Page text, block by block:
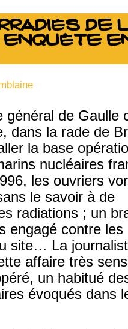
de
enquête
général de Gaulle
dans la rade de
la base
nucléaires
les ouvriers
le savoir à de
radiations ; un
engagé contre les
site… La
affaire très
un habitué
évoqués dans